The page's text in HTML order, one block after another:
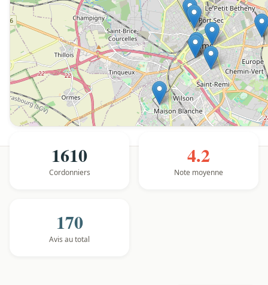
1610
Cordonniers
4.2
Note moyenne
170
Avis au total